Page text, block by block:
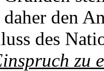
den
des
zu